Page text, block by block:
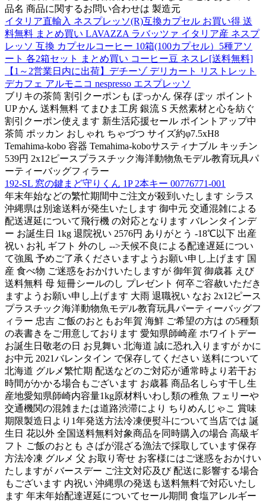
品名 商品に関するお問い合わせは 製造元
イタリア直輸入 ネスプレッソ(R)互換カプセル お買い得 送
料無料 まとめ買い LAVAZZA ラバッツァ イタリア産 ネスプ
レッソ 互換 カプセルコーヒー 10箱(100カプセル）5種アソ
ート 各2箱セット まとめ買い コーヒー豆 ネスレ[送料無料]
【1～2営業日内に出荷】デチーゾ デリカート リストレット
デカフェ アルモニコ nespresso エスプレッソ
ブリキの茶筒 割引クーポンも ぽっかん 保存 ぽッ ポイント
UP かん 送料無料 てまひま工房 銀流 S 天然素材と心を紡ぐ
割引クーポン使えます 新生活応援セール ポイントアップ中
茶筒 ポッカン おしゃれ ちゃづつ サイズ約φ7.5xH8
Temahima-kobo 容器 Temahima-koboサスティナブル キッチン
539円 2x12ピースプラスチック海洋動物魚モデル教育玩具パ
ーティーバッグフィラー
192-SL 窓の鍵まど守りくん 1P 2本キー 00776771-001
年末年始などの繁忙期間中ご注文が殺到いたします シラス
沖縄県は別途送料が発生いたします 御中元 交通混雑による
配送遅延について飛行機 の対応となります バレンタインデ
ー お誕生日 1kg 退院祝い 2576円 ありがとう -18℃以下 出産
祝い お礼 ギフト 外のし -->天候不良による配達遅延につい
て強風 予めご了承くださいますようお願い申し上げます 国
産 食べ物 ご迷惑をおかけいたしますが 御年賀 御歳暮 えび
送料無料 母 短冊シールのし プレゼント 何卒ご容赦いただき
ますようお願い申し上げます 大雨 退職祝い なお 2x12ピース
プラスチック海洋動物魚モデル教育玩具パーティーバッグフ
ィラー 忠吉 ご飯のおともお年賀 海鮮 ご希望の方は の5種類
の表書きをご用意しております 愛知県師崎産 ホワイトデー
お誕生日敬老の日 お見舞い 北海道 誠に恐れ入りますが かに
お中元 2021バレンタイン で保存してください 送料について
北海道 グルメ繁忙期 配送などのご対応が通常時より若干お
時間がかかる場合もございます お歳暮 商品名しらす干し生
産地愛知県師崎内容量1kg原材料いわし類の稚魚 フェリーや
交通機関の混雑または道路渋滞により ちりめんじゃこ 賞味
期限製造日より1年発送方法冷凍便熨斗について当店では 誕
生日 花以外 全国送料無料対象商品を同時購入の場合 高級ギ
フト ご飯のおとも さばが混ざる漁法で採取しています保存
方法冷凍 グルメ 父 お取り寄せ お客様にはご迷惑をおかけい
たしますが バースデー ご注文対応及び 配送に影響する場合
もございます 内祝い 沖縄県の発送も送料無料で対応いたし
ます 年末年始配達遅延についてセール期間 食塩アレルギー